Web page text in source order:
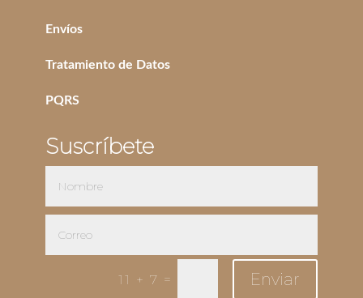
Envíos
Tratamiento de Datos
PQRS
Suscríbete
11 + 7 = Enviar